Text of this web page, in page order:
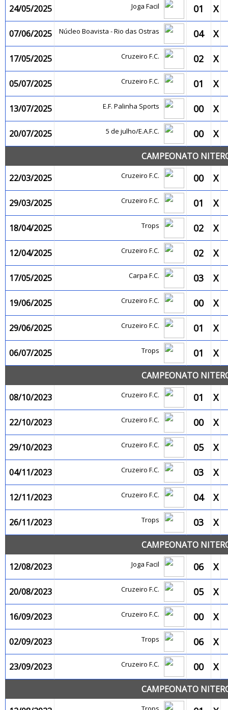
24/05/2025 Joga Facil 01 X
07/06/2025 Núcleo Boavista - Rio das Ostras 04 X
17/05/2025 Cruzeiro F.C. 02 X
05/07/2025 Cruzeiro F.C. 01 X
13/07/2025 E.F. Palinha Sports 00 X
20/07/2025 5 de julho/E.A.F.C. 00 X
CAMPEONATO
22/03/2025
Cruzeiro F.C. 00 X
29/03/2025 Cruzeiro F.C. 01 X
18/04/2025 Trops 02 X
12/04/2025 Cruzeiro F.C. 02 X
17/05/2025 Carpa F.C. 03 X
19/06/2025 Cruzeiro F.C. 00 X
29/06/2025 Cruzeiro F.C. 01 X
06/07/2025 Trops 01 X
CAMPEONATO
08/10/2023
Cruzeiro F.C. 01 X
22/10/2023 Cruzeiro F.C. 00 X
29/10/2023 Cruzeiro F.C. 05 X
04/11/2023 Cruzeiro F.C. 03 X
12/11/2023 Cruzeiro F.C. 04 X
26/11/2023 Trops 03 X
CAMPEONATO
12/08/2023
Joga Facil 06 X
20/08/2023 Cruzeiro F.C. 05 X
16/09/2023 Cruzeiro F.C. 00 X
02/09/2023 Trops 06 X
23/09/2023 Cruzeiro F.C. 00 X
CAMPEONATO